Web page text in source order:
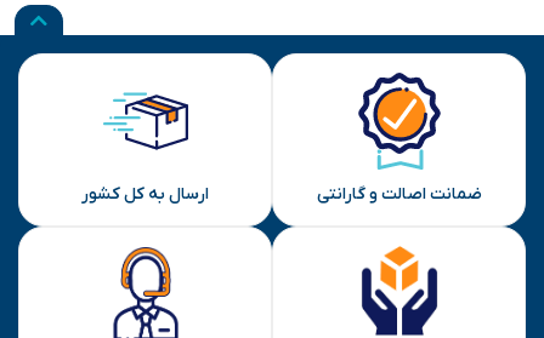
ضمانت اصالت و گارانتی ارسال به کل کشور